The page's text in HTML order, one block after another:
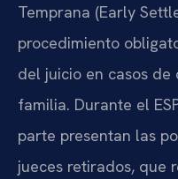
Temprana (Early
procedimiento
del juicio en casos
familia. Durante el
parte presentan las
jueces retirados, que